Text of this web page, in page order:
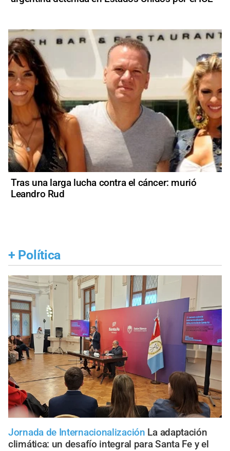
Tras una larga lucha contra el cáncer: murió
Leandro Rud
+ Política
Jornada de Internacionalización La adaptación
climática: un desafío integral para Santa Fe y el